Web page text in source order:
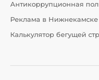
Антикоррупционная
Реклама в Нижнекамске
Калькулятор бегущей